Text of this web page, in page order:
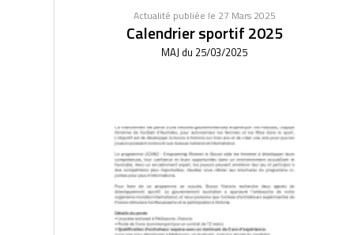
Actualité publiée le 27 Mars 2025
Calendrier sportif 2025
MAJ du 25/03/2025